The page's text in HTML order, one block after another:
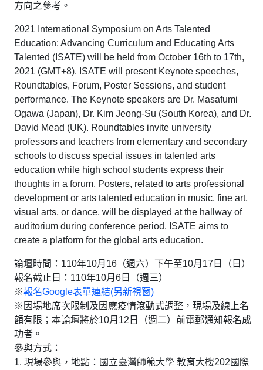
方向之參考。
2021 International Symposium on Arts Talented
Education: Advancing Curriculum and Educating Arts
Talented (ISATE) will be held from October 16th to 17th,
2021 (GMT+8). ISATE will present Keynote speeches,
Roundtables, Forum, Poster Sessions, and student
performance. The Keynote speakers are Dr. Masafumi
Ogawa (Japan), Dr. Kim Jeong-Su (South Korea), and Dr.
David Mead (UK). Roundtables invite university
professors and teachers from elementary and secondary
schools to discuss special issues in talented arts
education while high school students express their
thoughts in a forum. Posters, related to arts professional
development or arts talented education in music, fine art,
visual arts, or dance, will be displayed at the hallway of
auditorium during conference period. ISATE aims to
create a platform for the global arts education.
論壇時間：110年10月16（週六）下午至10月17日（日）
報名截止日：110年10月6日（週三）
※報名Google表單連結(另新視窗)
※因場地席次限制及因應疫情滾動式調整，現場及線上名
額有限；本論壇將於10月12日（週二）前電郵通知報名成
功者。
參與方式：
1. 現場參與，地點：國立臺灣師範大學 教育大樓202國際